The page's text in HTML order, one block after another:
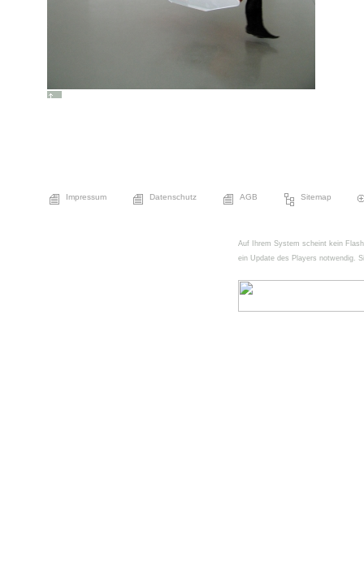
Impressum Datenschutz AGB Sitemap
Auf Ihrem System scheint kein
ein Update des Players notwendig.